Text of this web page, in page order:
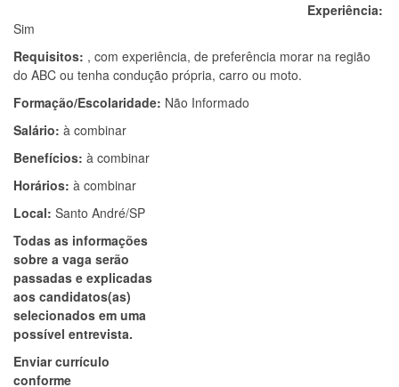
Experiência:
Sim
Requisitos: , com experiência, de preferência morar na região
do ABC ou tenha condução própria, carro ou moto.
Formação/Escolaridade: Não Informado
Salário: à combinar
Benefícios: à combinar
Horários: à combinar
Local: Santo André/SP
Todas as informações
sobre a vaga serão
passadas e explicadas
aos candidatos(as)
selecionados em uma
possível entrevista.
Enviar currículo
conforme